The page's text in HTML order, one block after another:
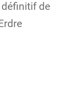
définitif de